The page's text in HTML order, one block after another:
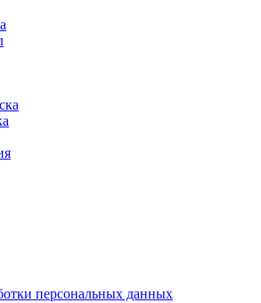
персональных данных